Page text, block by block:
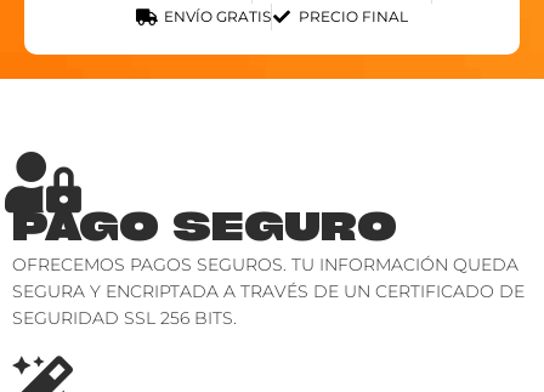
ENVÍO GRATIS
PRECIO FINAL
PAGO SEGURO
OFRECEMOS PAGOS SEGUROS. TU INFORMACIÓN QUEDA
SEGURA Y ENCRIPTADA A TRAVÉS DE UN CERTIFICADO DE
SEGURIDAD SSL 256 BITS.